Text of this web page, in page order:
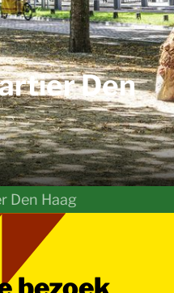
Den
Den Haag